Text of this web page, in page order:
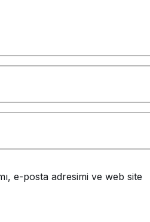
e-posta adresimi ve web site